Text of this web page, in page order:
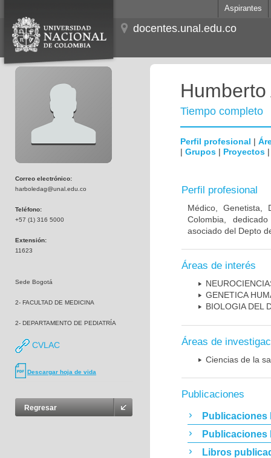
Aspirantes
docentes.unal.edu.co
Correo electrónico:
harboledag@unal.edu.co
Teléfono:
+57 (1) 316 5000
Extensión:
11623
Sede Bogotá
2- FACULTAD DE MEDICINA
2- DEPARTAMENTO DE PEDIATRÍA
CVLAC
Descargar hoja de vida
Regresar
Tiempo completo
Perfil profesional |
| Grupos | Proyectos
Perfil profesional
Médico, Genetista,
Colombia,
asociado del Depto
Áreas de interés
GENETICA
BIOLOGIA DEL
Áreas de
Ciencias de la
Publicaciones
Publicaciones
Publicaciones
Libros